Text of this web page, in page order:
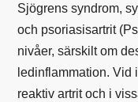
Sjögrens syndrom,
och psoriasisartrit
nivåer, särskilt om
ledinflammation. Vid
reaktiv artrit och i